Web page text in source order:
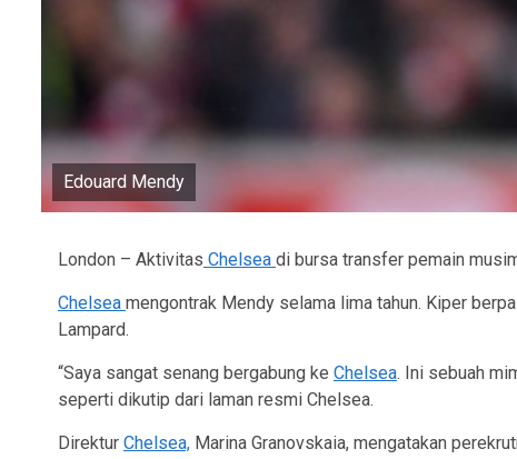
Edouard Mendy
London – Aktivitas Chelsea di bursa transfer pemain
Chelsea mengontrak Mendy selama lima tahun. Kiper
Lampard.
“Saya sangat senang bergabung ke Chelsea. Ini sebuah
seperti dikutip dari laman resmi Chelsea.
Direktur Chelsea, Marina Granovskaia, mengatakan